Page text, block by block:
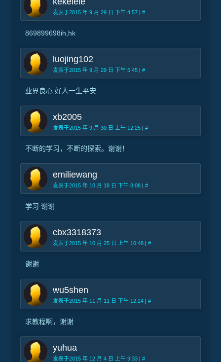
发表于2015 年 9 月 29 日 下午 4:57 | #
869899698ih,hk
luojing102
发表于2015 年 9 月 29 日 下午 5:45 | #
业界良心 好人一生平安
xb2005
发表于2015 年 9 月 30 日 上午 12:25 | #
不断的学习，不断的探索。谢谢！
emiliewang
发表于2015 年 10 月 18 日 下午 8:08 | #
学习 谢谢
cbx3318373
发表于2015 年 10 月 25 日 上午 10:48 | #
谢谢
wu5shen
发表于2015 年 11 月 11 日 下午 12:24 | #
求教程啊，谢谢
yuhua
发表于2015 年 12 月 4 日 上午 9:33 | #